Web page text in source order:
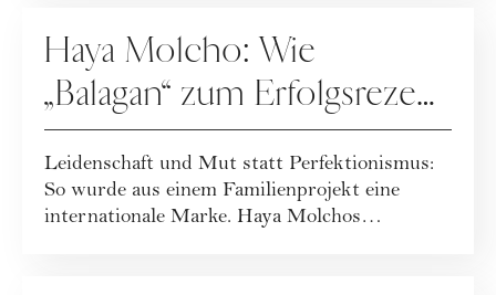
Haya Molcho: Wie
„Balagan“ zum Erfolgsrezept
wurde
Leidenschaft und Mut statt Perfektionismus:
So wurde aus einem Familienprojekt eine
internationale Marke. Haya Molchos